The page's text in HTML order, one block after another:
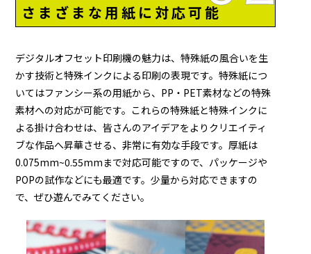
さまざまな用紙に対応可能
デジタルオフセット印刷機の魅力は、特殊紙の風合いを生
かす技術と特殊インクによる印刷の表現です。特殊紙につ
いてはファンシー系の用紙から、PP・PET素材などの特殊
素材への対応が可能です。これらの特殊紙と特殊インクに
よる掛け合わせは、皆さんのアイデアをよりクリエイティ
ブな作品へ昇華させる、非常に有効な手段です。厚紙は
0.075mm~0.55mmまで対応可能ですので、パッケージや
POPの試作などにも最適です。少量から対応できますの
で、ぜひ遊んでみてください。